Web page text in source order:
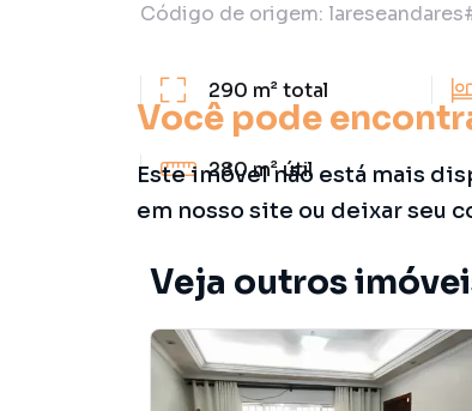
Você pode
Este imóvel não está mais
em nosso site ou deixar seu
Código de origem:
290 m²total
280 m²útil
Veja outros